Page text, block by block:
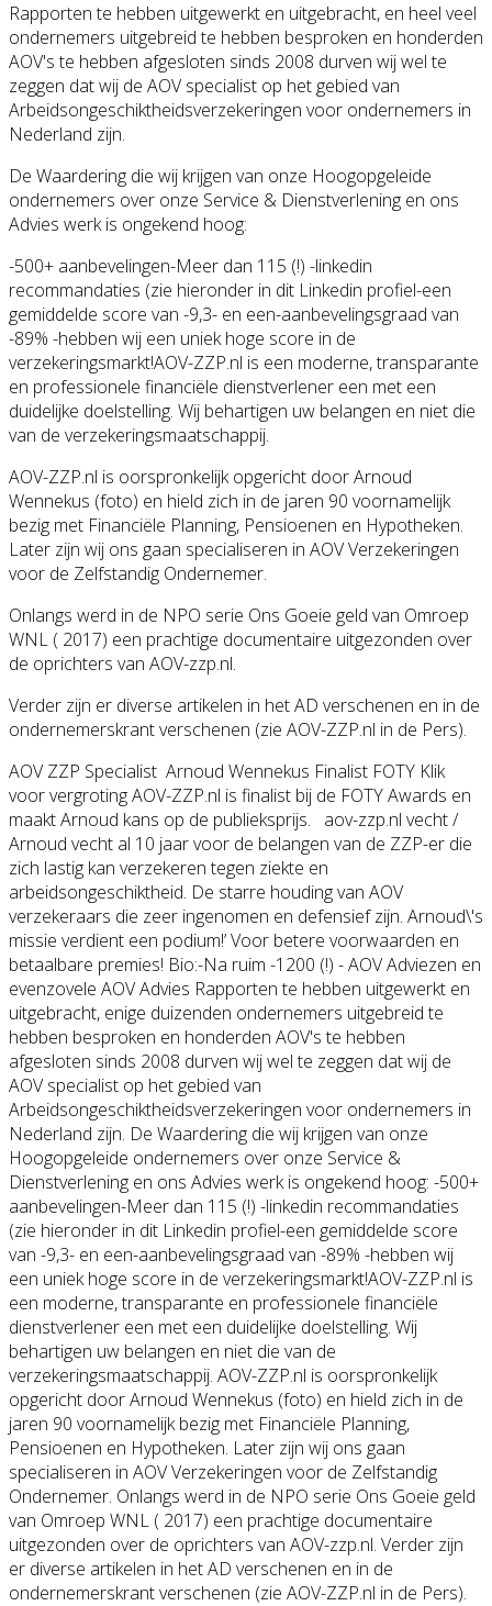
Rapporten te hebben uitgewerkt en uitgebracht, en heel veel
ondernemers uitgebreid te hebben besproken en honderden
AOV's te hebben afgesloten sinds 2008 durven wij wel te
zeggen dat wij de AOV specialist op het gebied van
Arbeidsongeschiktheidsverzekeringen voor ondernemers in
Nederland zijn.
De Waardering die wij krijgen van onze Hoogopgeleide
ondernemers over onze Service & Dienstverlening en ons
Advies werk is ongekend hoog:
-500+ aanbevelingen-Meer dan 115 (!) -linkedin
recommandaties (zie hieronder in dit Linkedin profiel-een
gemiddelde score van -9,3- en een-aanbevelingsgraad van
-89% -hebben wij een uniek hoge score in de
verzekeringsmarkt!AOV-ZZP.nl is een moderne, transparante
en professionele financiële dienstverlener een met een
duidelijke doelstelling. Wij behartigen uw belangen en niet die
van de verzekeringsmaatschappij.
AOV-ZZP.nl is oorspronkelijk opgericht door Arnoud
Wennekus (foto) en hield zich in de jaren 90 voornamelijk
bezig met Financiële Planning, Pensioenen en Hypotheken.
Later zijn wij ons gaan specialiseren in AOV Verzekeringen
voor de Zelfstandig Ondernemer.
Onlangs werd in de NPO serie Ons Goeie geld van Omroep
WNL ( 2017) een prachtige documentaire uitgezonden over
de oprichters van AOV-zzp.nl.
Verder zijn er diverse artikelen in het AD verschenen en in de
ondernemerskrant verschenen (zie AOV-ZZP.nl in de Pers).
AOV ZZP Specialist Arnoud Wennekus Finalist FOTY Klik
voor vergroting AOV-ZZP.nl is finalist bij de FOTY Awards en
maakt Arnoud kans op de publieksprijs. aov-zzp.nl vecht /
Arnoud vecht al 10 jaar voor de belangen van de ZZP-er die
zich lastig kan verzekeren tegen ziekte en
arbeidsongeschiktheid. De starre houding van AOV
verzekeraars die zeer ingenomen en defensief zijn. Arnoud\'s
missie verdient een podium!’ Voor betere voorwaarden en
betaalbare premies! Bio:-Na ruim -1200 (!) - AOV Adviezen en
evenzovele AOV Advies Rapporten te hebben uitgewerkt en
uitgebracht, enige duizenden ondernemers uitgebreid te
hebben besproken en honderden AOV's te hebben
afgesloten sinds 2008 durven wij wel te zeggen dat wij de
AOV specialist op het gebied van
Arbeidsongeschiktheidsverzekeringen voor ondernemers in
Nederland zijn. De Waardering die wij krijgen van onze
Hoogopgeleide ondernemers over onze Service &
Dienstverlening en ons Advies werk is ongekend hoog: -500+
aanbevelingen-Meer dan 115 (!) -linkedin recommandaties
(zie hieronder in dit Linkedin profiel-een gemiddelde score
van -9,3- en een-aanbevelingsgraad van -89% -hebben wij
een uniek hoge score in de verzekeringsmarkt!AOV-ZZP.nl is
een moderne, transparante en professionele financiële
dienstverlener een met een duidelijke doelstelling. Wij
behartigen uw belangen en niet die van de
verzekeringsmaatschappij. AOV-ZZP.nl is oorspronkelijk
opgericht door Arnoud Wennekus (foto) en hield zich in de
jaren 90 voornamelijk bezig met Financiële Planning,
Pensioenen en Hypotheken. Later zijn wij ons gaan
specialiseren in AOV Verzekeringen voor de Zelfstandig
Ondernemer. Onlangs werd in de NPO serie Ons Goeie geld
van Omroep WNL ( 2017) een prachtige documentaire
uitgezonden over de oprichters van AOV-zzp.nl. Verder zijn
er diverse artikelen in het AD verschenen en in de
ondernemerskrant verschenen (zie AOV-ZZP.nl in de Pers).